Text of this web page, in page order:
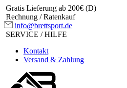
Gratis Lieferung ab 200€ (D)
Rechnung / Ratenkauf
info@brettsport.de
SERVICE / HILFE
Kontakt
Versand & Zahlung